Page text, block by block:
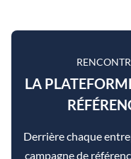
LA
Derrière chaque
campagne de